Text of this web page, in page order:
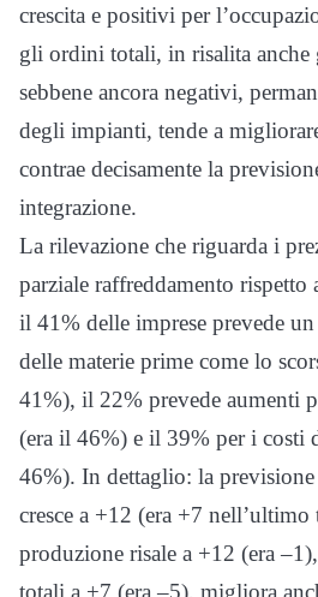
crescita e positivi per
gli ordini totali, in risalita
sebbene ancora negativi,
degli impianti, tende a
contrae decisamente la
integrazione.
La rilevazione che riguarda i
parziale raffreddamento rispetto
il 41% delle imprese prevede
delle materie prime come lo
41%), il 22% prevede aumenti
(era il 46%) e il 39% per i costi
46%). In dettaglio: la previsione
cresce a +12 (era +7
produzione risale a +12 (era
totali a +7 (era –5), migliora